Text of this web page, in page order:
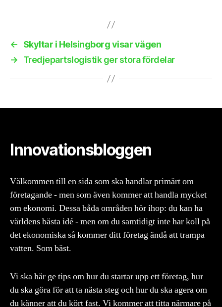
←
Skyltar i Helsingborg visar vägen
→
Tredjepartslogistik ger stora fördelar
Innovationsbloggen
Välkommen till en sida som ska handlar primärt om
företagande - men som även kommer att handla mycket
om ekonomi. Dessa båda områden hör ihop: du kan ha
världens bästa idé - men om du samtidigt inte har koll på
det ekonomiska så kommer ditt företag ändå att trampa
vatten. Som bäst.
Vi ska här ge tips om hur du startar upp ett företag, hur
du ska göra för att ta nästa steg och hur du ska agera om
du känner att du kört fast. Vi kommer att titta närmare på